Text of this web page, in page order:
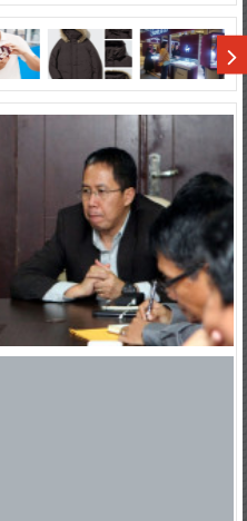
di
Wisata
Sumatera